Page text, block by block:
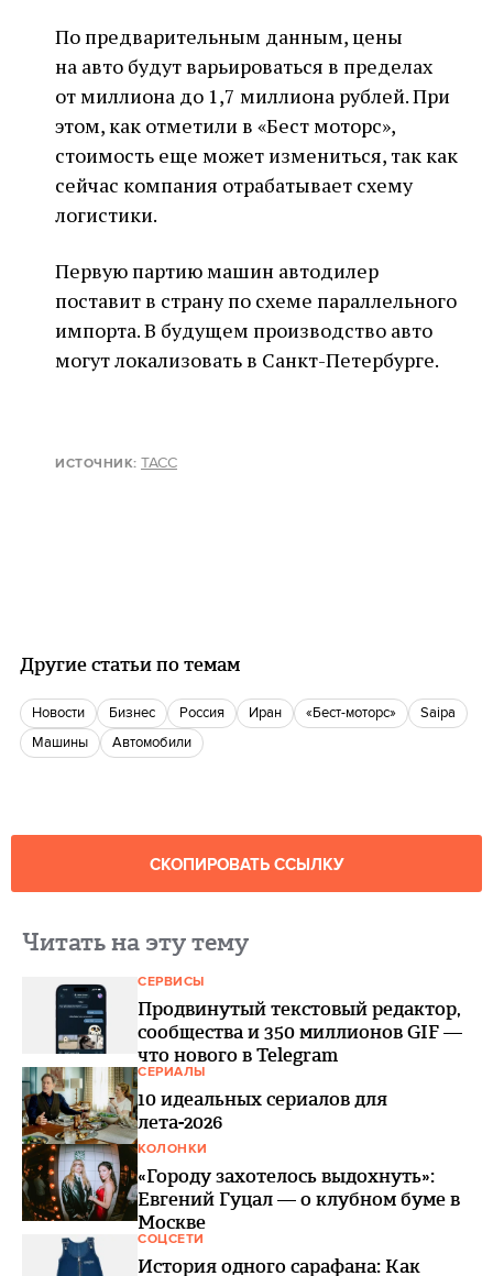
По предварительным данным, цены
на авто будут варьироваться в пределах
от миллиона до 1,7 миллиона рублей. При
этом, как отметили в «Бест моторс»,
стоимость еще может измениться, так как
сейчас компания отрабатывает схему
логистики.
Первую партию машин автодилер
поставит в страну по схеме параллельного
импорта. В будущем производство авто
могут локализовать в Санкт-Петербурге.
ИСТОЧНИК: ТАСС
Другие статьи по темам
новости бизнес Россия Иран «Бест-моторс»
Saipa
Машины
автомобили
СКОПИРОВАТЬ ССЫЛКУ
Читать на эту тему
СЕРВИСЫ
Продвинутый текстовый редактор,
сообщества и 350 миллионов GIF —
что нового в Telegram
СЕРИАЛЫ
10 идеальных сериалов для
лета-2026
КОЛОНКИ
«Городу захотелось выдохнуть»:
Евгений Гуцал — о клубном буме в
Москве
СОЦСЕТИ
История одного сарафана: Как